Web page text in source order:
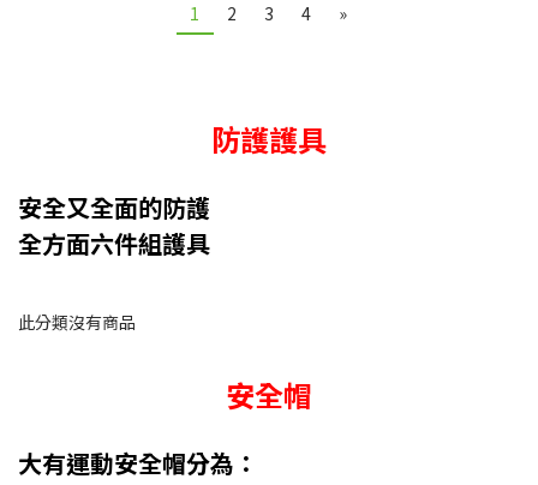
1 2 3 4 »
防護護具
安全又全面的防護
全方面六件組護具
此分類沒有商品
安全帽
大有運動安全帽分為：